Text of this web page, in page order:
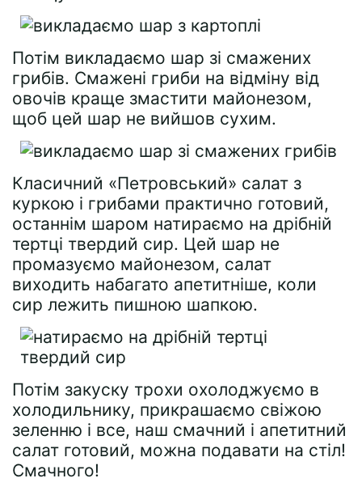
Потім викладаємо шар зі смажених
грибів. Смажені гриби на відміну від
овочів краще змастити майонезом,
щоб цей шар не вийшов сухим.
Класичний «Петровський» салат з
куркою і грибами практично готовий,
останнім шаром натираємо на дрібній
тертці твердий сир. Цей шар не
промазуємо майонезом, салат
виходить набагато апетитніше, коли
сир лежить пишною шапкою.
Потім закуску трохи охолоджуємо в
холодильнику, прикрашаємо свіжою
зеленню і все, наш смачний і апетитний
салат готовий, можна подавати на стіл!
Смачного!